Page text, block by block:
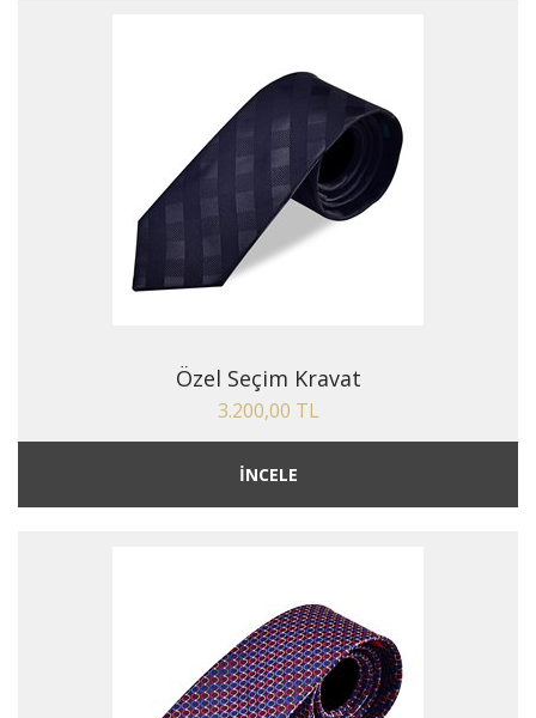
Özel Seçim Kravat
3.200,00 TL
İNCELE